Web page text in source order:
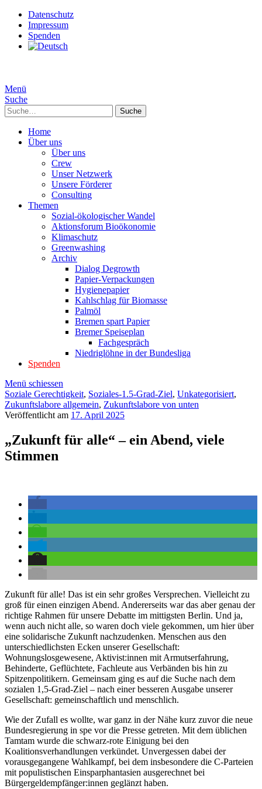
Datenschutz
Impressum
Spenden
Menü
Suche
Suche
Home
Über uns
Über uns
Crew
Unser Netzwerk
Unsere Förderer
Consulting
Themen
Sozial-ökologischer Wandel
Aktionsforum Bioökonomie
Klimaschutz
Greenwashing
Archiv
Dialog Degrowth
Papier-Verpackungen
Hygienepapier
Kahlschlag für Biomasse
Palmöl
Bremen spart Papier
Bremer Speiseplan
Fachgespräch
Niedriglöhne in der Bundesliga
Spenden
Menü schiessen
Soziale Gerechtigkeit, Soziales-1.5-Grad-Ziel, Unkategorisiert,
Zukunftslabore allgemein, Zukunftslabore von unten
Veröffentlicht am 17. April 2025
„Zukunft für alle“ – ein Abend, viele
Stimmen
Zukunft für alle! Das ist ein sehr großes Versprechen. Vielleicht zu
groß für einen einzigen Abend. Andererseits war das aber genau der
richtige Rahmen für unsere Debatte im mittigsten Berlin. Und ja,
wenn auch nicht alle, so waren doch viele gekommen, um hier über
eine solidarische Zukunft nachzudenken. Menschen aus den
unterschiedlichsten Ecken unserer Gesellschaft:
Wohnungslosgewesene, Aktivist:innen mit Armutserfahrung,
Behinderte, Geflüchtete, Fachleute aus Verbänden bis hin zu
Spitzenpolitikern. Gemeinsam ging es auf die Suche nach dem
sozialen 1,5-Grad-Ziel – nach einer besseren Ausgabe unserer
Gesellschaft: gemeinschaftlich und menschlich.
Wie der Zufall es wollte, war ganz in der Nähe kurz zuvor die neue
Bundesregierung in spe vor die Presse getreten. Mit dem üblichen
Tamtam wurde die schwarz-rote Einigung bei den
Koalitionsverhandlungen verkündet. Unvergessen dabei der
vorausgegangene Wahlkampf, bei dem insbesondere die C-Parteien
mit populistischen Einsparphantasien ausgerechnet bei
Bürgergeldempfänger:innen geglänzt haben.